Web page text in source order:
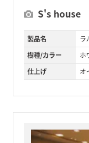
S's house
製品名
ラ
樹種/カラー
ホ
仕上げ
オ